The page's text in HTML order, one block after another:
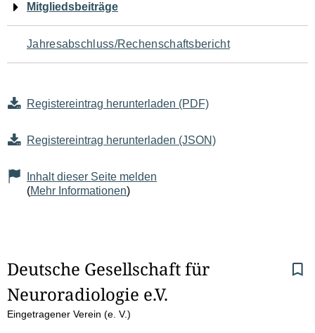
Mitgliedsbeiträge
Jahresabschluss/Rechenschaftsbericht
Registereintrag herunterladen (PDF)
Registereintrag herunterladen (JSON)
Inhalt dieser Seite melden
(Mehr Informationen)
S
e
Deutsche Gesellschaft für
Neuroradiologie e.V.
Eingetragener Verein (e. V.)